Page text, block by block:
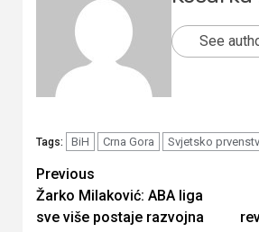
See
Tags: BiH Crna Gora Svjetsko
Continue
Reading
Previous
Žarko Milaković: ABA liga
sve više postaje razvojna